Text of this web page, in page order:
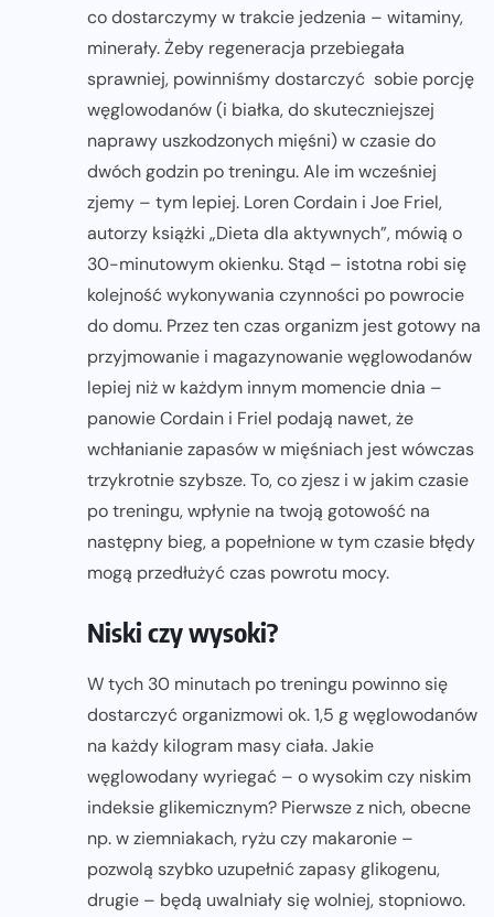
co dostarczymy w trakcie jedzenia – witaminy,
minerały. Żeby regeneracja przebiegała
sprawniej, powinniśmy dostarczyć sobie porcję
węglowodanów (i białka, do skuteczniejszej
naprawy uszkodzonych mięśni) w czasie do
dwóch godzin po treningu. Ale im wcześniej
zjemy – tym lepiej. Loren Cordain i Joe Friel,
autorzy książki „Dieta dla aktywnych”, mówią o
30-minutowym okienku. Stąd – istotna robi się
kolejność wykonywania czynności po powrocie
do domu. Przez ten czas organizm jest gotowy na
przyjmowanie i magazynowanie węglowodanów
lepiej niż w każdym innym momencie dnia –
panowie Cordain i Friel podają nawet, że
wchłanianie zapasów w mięśniach jest wówczas
trzykrotnie szybsze. To, co zjesz i w jakim czasie
po treningu, wpłynie na twoją gotowość na
następny bieg, a popełnione w tym czasie błędy
mogą przedłużyć czas powrotu mocy.
Niski czy wysoki?
W tych 30 minutach po treningu powinno się
dostarczyć organizmowi ok. 1,5 g węglowodanów
na każdy kilogram masy ciała. Jakie
węglowodany wyriegać – o wysokim czy niskim
indeksie glikemicznym? Pierwsze z nich, obecne
np. w ziemniakach, ryżu czy makaronie –
pozwolą szybko uzupełnić zapasy glikogenu,
drugie – będą uwalniały się wolniej, stopniowo.